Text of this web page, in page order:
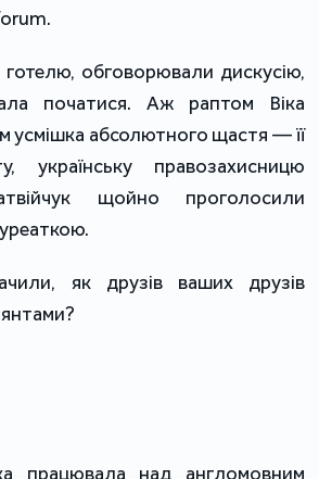
обговорювали дискусію,
початися. Аж раптом Віка
усмішка абсолютного щастя — її
українську правозахисницю
щойно проголосили
як друзів ваших друзів
працювала над англомовним